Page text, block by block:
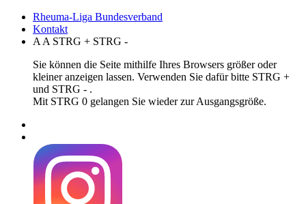
Rheuma-Liga Bundesverband
Kontakt
A A STRG + STRG -
Sie können die Seite mithilfe Ihres Browsers größer oder
kleiner anzeigen lassen. Verwenden Sie dafür bitte STRG +
und STRG - .
Mit STRG 0 gelangen Sie wieder zur Ausgangsgröße.